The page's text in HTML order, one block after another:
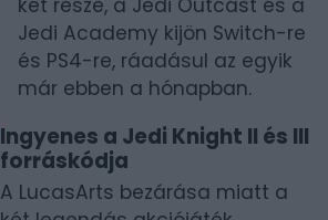
Jedi Academy kijön Switch-re
és PS4-re, ráadásul az egyik
már ebben a hónapban.
Ingyenes a Jedi Knight II és III
forráskódja
A LucasArts bezárása miatt a